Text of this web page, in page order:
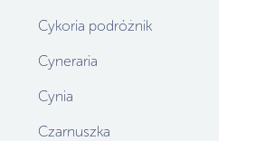
Cykoria podróżnik
Cyneraria
Cynia
Czarnuszka